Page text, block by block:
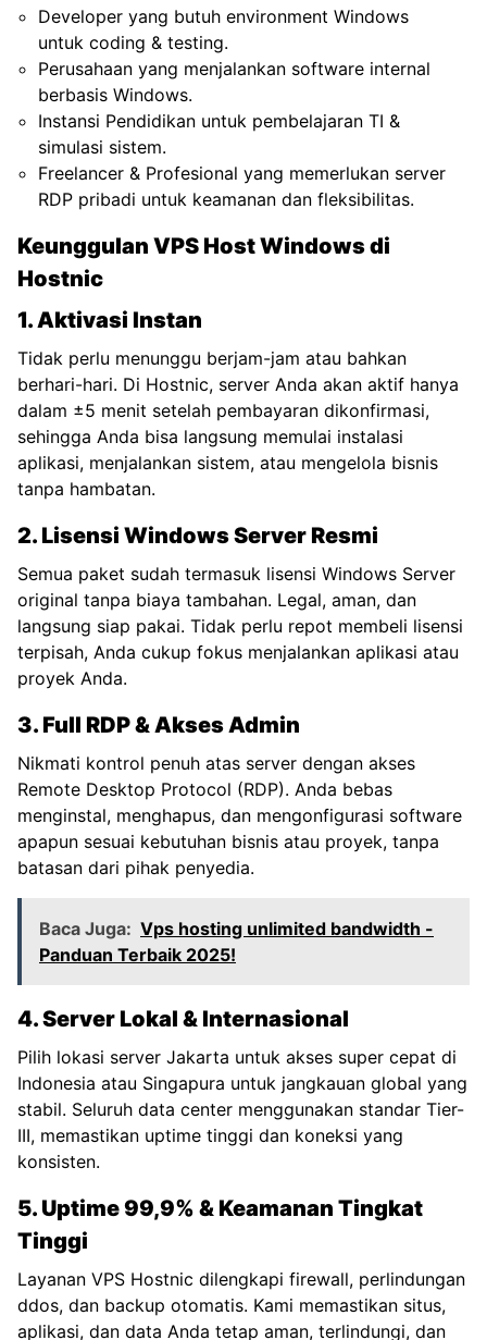
Developer yang butuh environment Windows
untuk coding & testing.
Perusahaan yang menjalankan software internal
berbasis Windows.
Instansi Pendidikan untuk pembelajaran TI &
simulasi sistem.
Freelancer & Profesional yang memerlukan server
RDP pribadi untuk keamanan dan fleksibilitas.
Keunggulan VPS Host Windows di
Hostnic
1. Aktivasi Instan
Tidak perlu menunggu berjam-jam atau bahkan
berhari-hari. Di Hostnic, server Anda akan aktif hanya
dalam ±5 menit setelah pembayaran dikonfirmasi,
sehingga Anda bisa langsung memulai instalasi
aplikasi, menjalankan sistem, atau mengelola bisnis
tanpa hambatan.
2. Lisensi Windows Server Resmi
Semua paket sudah termasuk lisensi Windows Server
original tanpa biaya tambahan. Legal, aman, dan
langsung siap pakai. Tidak perlu repot membeli lisensi
terpisah, Anda cukup fokus menjalankan aplikasi atau
proyek Anda.
3. Full RDP & Akses Admin
Nikmati kontrol penuh atas server dengan akses
Remote Desktop Protocol (RDP). Anda bebas
menginstal, menghapus, dan mengonfigurasi software
apapun sesuai kebutuhan bisnis atau proyek, tanpa
batasan dari pihak penyedia.
Baca Juga: Vps hosting unlimited bandwidth -
Panduan Terbaik 2025!
4. Server Lokal & Internasional
Pilih lokasi server Jakarta untuk akses super cepat di
Indonesia atau Singapura untuk jangkauan global yang
stabil. Seluruh data center menggunakan standar Tier-
III, memastikan uptime tinggi dan koneksi yang
konsisten.
5. Uptime 99,9% & Keamanan Tingkat
Tinggi
Layanan VPS Hostnic dilengkapi firewall, perlindungan
ddos, dan backup otomatis. Kami memastikan situs,
aplikasi, dan data Anda tetap aman, terlindungi, dan